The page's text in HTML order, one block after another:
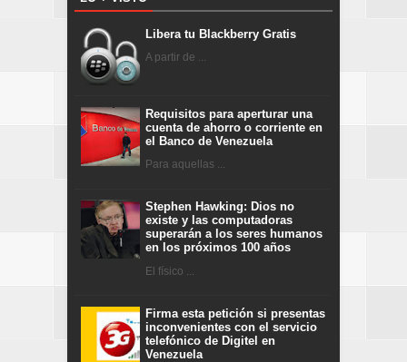
Libera tu Blackberry Gratis
A partir de ...
Requisitos para aperturar una
cuenta de ahorro o corriente en
el Banco de Venezuela
Para aquellas ...
Stephen Hawking: Dios no
existe y las computadoras
superarán a los seres humanos
en los próximos 100 años
El físico ...
Firma esta petición si presentas
inconvenientes con el servicio
telefónico de Digitel en
Venezuela